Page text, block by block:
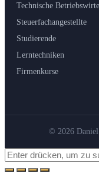
Technische Betriebswirte
Steuerfachangestellte
Studierende
Lerntechniken
Firmenkurse
© 2026 Daniel